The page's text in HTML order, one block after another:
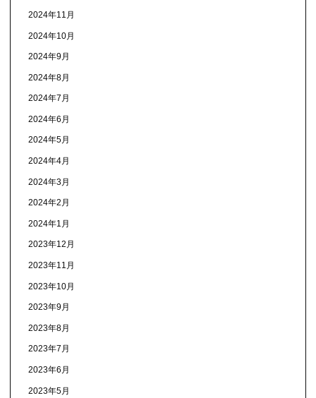
2024年11月
2024年10月
2024年9月
2024年8月
2024年7月
2024年6月
2024年5月
2024年4月
2024年3月
2024年2月
2024年1月
2023年12月
2023年11月
2023年10月
2023年9月
2023年8月
2023年7月
2023年6月
2023年5月